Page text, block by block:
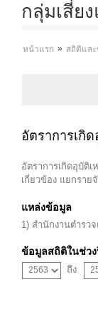
กลุ่มเสี่ย
หน้าแรก » สถิติแล
อัตราการเกิ
อัตราการเกิดอุบัติ
เกี่ยวข้อง แยกรา
แหล่งข้อมูล
1) สำนักงานตำรว
ข้อมูลสถิติในช่ว
ถึง